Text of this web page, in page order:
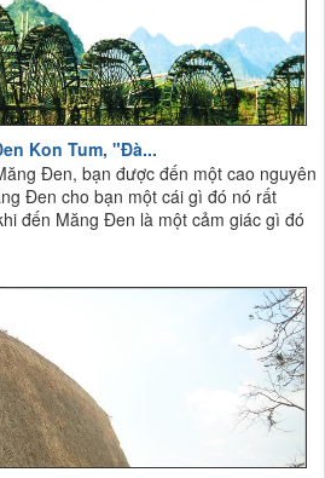
Kon Tum, "Đà...
Đen, bạn được đến một cao nguyên
Đen cho bạn một cái gì đó nó rất
đến Măng Đen là một cảm giác gì đó